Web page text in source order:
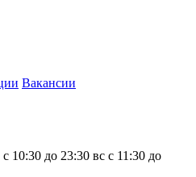
Вакансии
10:30 до 23:30 вс с 11:30 до